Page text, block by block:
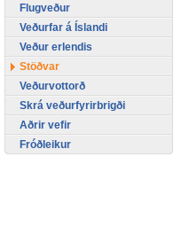
Flugveður
Veðurfar á Íslandi
Veður erlendis
Stöðvar
Veðurvottorð
Skrá veðurfyrirbrigði
Aðrir vefir
Fróðleikur